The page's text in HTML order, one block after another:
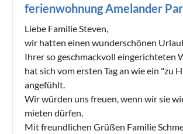
ferienwohnung Amelander
Liebe Familie Steven,
wir hatten einen wunderschönen
Ihrer so geschmackvoll eingerichteten
hat sich vom ersten Tag an wie ein "zu
angefühlt.
Wir würden uns freuen, wenn wir sie
mieten dürfen.
Mit freundlichen Grüßen Familie